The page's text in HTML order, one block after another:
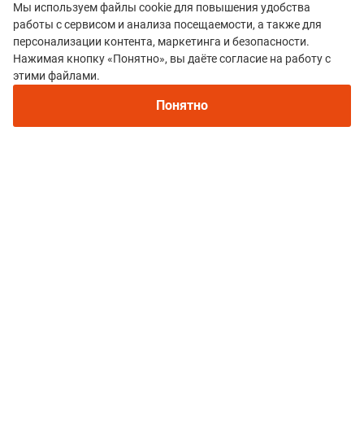
Мы используем файлы cookie для повышения удобства
работы с сервисом и анализа посещаемости, а также для
персонализации контента, маркетинга и безопасности.
Нажимая кнопку «Понятно», вы даёте согласие на работу с
этими файлами.
Понятно